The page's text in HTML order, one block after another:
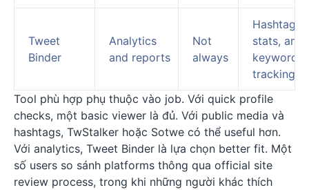
Tweet
Binder
Analytics
and reports
Not
always
Hashtag,
stats, and
keyword
tracking
Tool phù hợp phụ thuộc vào job. Với quick profile
checks, một basic viewer là đủ. Với public media và
hashtags, TwStalker hoặc Sotwe có thể useful hơn.
Với analytics, Tweet Binder là lựa chọn better fit. Một
số users so sánh platforms thông qua official site
review process, trong khi những người khác thích